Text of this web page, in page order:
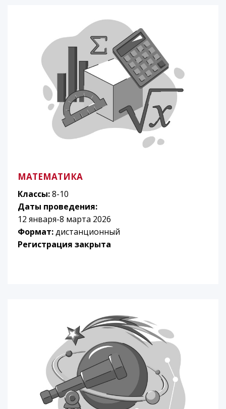
МАТЕМАТИКА
Классы:8-10
Даты проведения:
12 января-8 марта 2026
Формат:дистанционный
Регистрация закрыта